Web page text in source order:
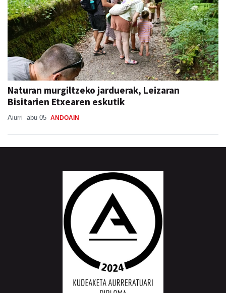
Naturan murgiltzeko jarduerak, Leizaran
Bisitarien Etxearen eskutik
Aiurri abu 05 ANDOAIN